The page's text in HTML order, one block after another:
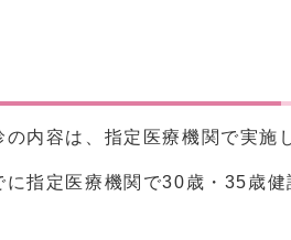
の内容は、指定医療機関で実施
に指定医療機関で30歳・35歳